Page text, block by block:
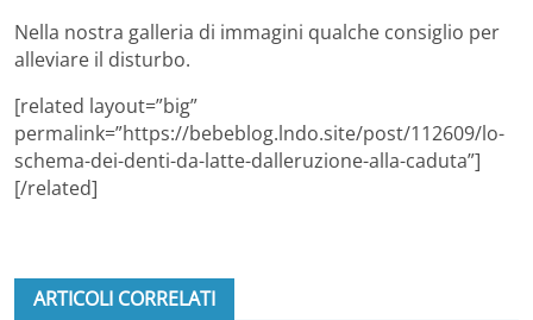
Nella nostra galleria di immagini qualche consiglio per
alleviare il disturbo.
[related layout=”big”
permalink=”https://bebeblog.lndo.site/post/112609/lo-
schema-dei-denti-da-latte-dalleruzione-alla-caduta”]
[/related]
ARTICOLI CORRELATI